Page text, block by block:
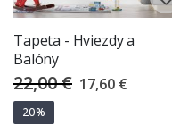
Tapeta - Hviezdy a
Balóny
22,00 € Special
Price
17,60 €
20%